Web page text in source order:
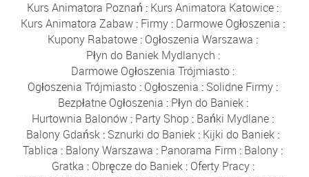
Kurs Animatora Poznań : Kurs Animatora Katowice :
Kurs Animatora Zabaw : Firmy : Darmowe Ogłoszenia :
Kupony Rabatowe : Ogłoszenia Warszawa :
Płyn do Baniek Mydlanych :
Darmowe Ogłoszenia Trójmiasto :
Ogłoszenia Trójmiasto : Ogłoszenia : Solidne Firmy :
Bezpłatne Ogłoszenia : Płyn do Baniek:
Hurtownia Balonów : Party Shop : Bańki Mydlane :
Balony Gdańsk : Sznurki do Baniek : Kijki do Baniek :
Tablica : Balony Warszawa : Panorama Firm : Balony :
Gratka : Obręcze do Baniek: Oferty Pracy: